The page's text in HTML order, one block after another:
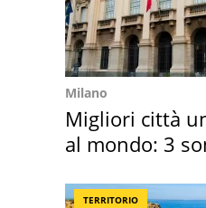
Milano
Migliori città
al mondo: 3
TERRITORIO